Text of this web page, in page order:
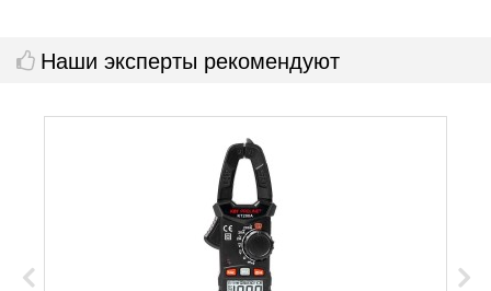
Наши эксперты рекомендуют